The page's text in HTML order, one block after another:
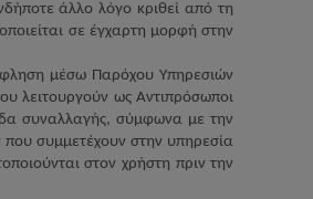
άλλο λόγο κριθεί από τη
σε έγχαρτη μορφή στην
μέσω Παρόχου Υπηρεσιών
λειτουργούν ως Αντιπρόσωποι
συναλλαγής, σύμφωνα με την
συμμετέχουν στην υπηρεσία
στον χρήστη πριν την